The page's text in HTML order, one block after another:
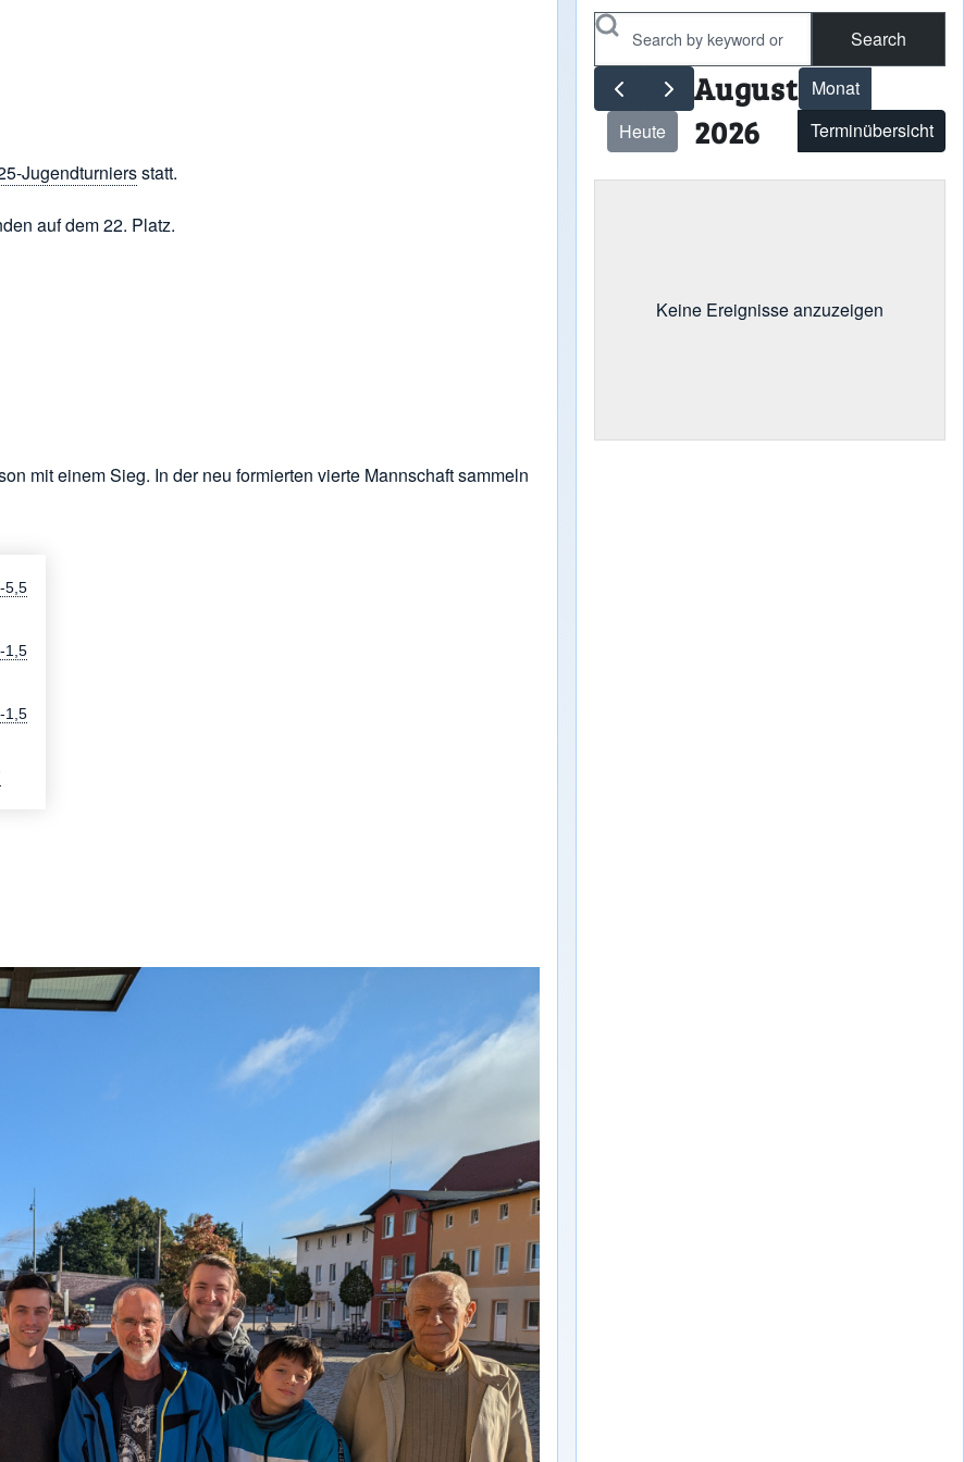
Jugendturniersstatt.
auf dem 22. Platz.
mit einem Sieg. In der neu formierten vierte Mannschaft sammeln
5,5
1,5
1,5
Search
Heute
August
2026
Monat
Terminübersicht
Keine Ereignisse anzuzeigen